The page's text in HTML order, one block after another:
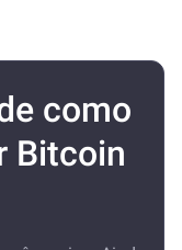
como
Bitcoin